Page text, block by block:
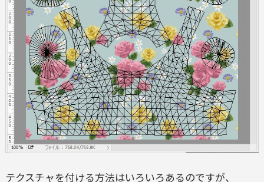
テクスチャを付ける方法はいろいろあるのですが、